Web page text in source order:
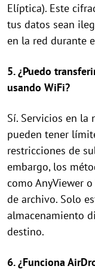
Elíptica). Este
tus datos sean
en la red durante
5. ¿Puedo
usando WiFi?
Sí. Servicios en la
pueden tener
restricciones de
embargo, los
como AnyViewer
de archivo. Solo
almacenamiento
destino.
6. ¿Funciona